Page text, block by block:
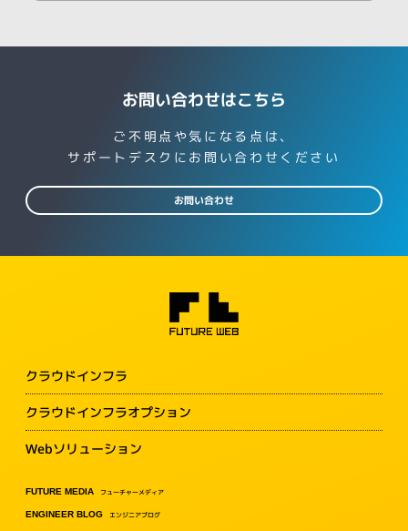
お問い合わせはこちら
ご不明点や気になる点は、
サポートデスクにお問い合わせください
お問い合わせ
クラウドインフラ
クラウドインフラオプション
Webソリューション
FUTURE MEDIA フューチャーメディア
ENGINEER BLOG エンジニアブログ